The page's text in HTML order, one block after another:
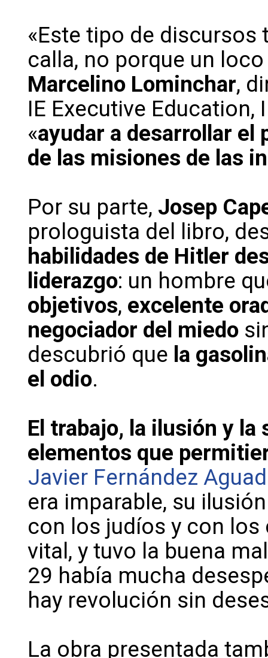
«Este tipo de
calla, no porque un
Marcelino Lominchar,
IE Executive Education,
«ayudar a desarrollar
de las misiones de las
Por su parte, Josep
prologuista del libro,
habilidades de Hitler
liderazgo: un hombre
objetivos, excelente
negociador del miedo
descubrió que la
el odio.
El trabajo, la ilusión y la
elementos que
Javier Fernández
era imparable, su
con los judíos y con los
vital, y tuvo la buena
29 había mucha
hay revolución sin
La obra presentada